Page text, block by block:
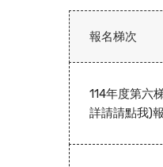
報名梯次
114年度第六
詳請請點我)